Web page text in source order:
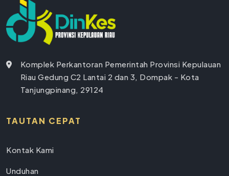
Komplek Perkantoran Pemerintah Provinsi Kepulauan
Riau Gedung C2 Lantai 2 dan 3, Dompak - Kota
Tanjungpinang, 29124
TAUTAN CEPAT
Kontak Kami
Unduhan